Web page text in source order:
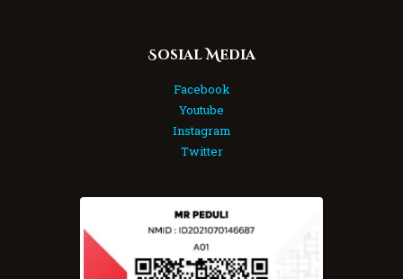
Sosial Media
Facebook
Youtube
Instagram
Twitter